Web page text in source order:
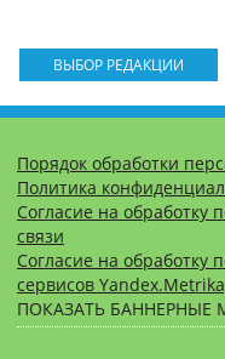
ВЫБОР РЕДАКЦИИ
Порядок обработки
Политика
Согласие на обработку
связи
Согласие на
сервисов
ПОКАЗАТЬ БАННЕРНЫЕ